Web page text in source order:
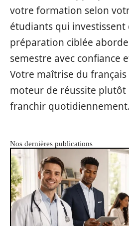
votre formation selon
étudiants qui investissent
préparation ciblée
semestre avec confiance
Votre maîtrise du
moteur de réussite plutôt
franchir quotidiennement.
Nos dernières publications